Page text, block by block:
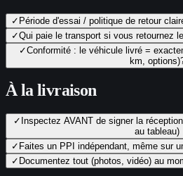
✓ Période d'essai / politique de retour
✓Qui paie le transport si vous retournez
✓Conformité : le véhicule livré =
km,
À la livraison
✓ Inspectez AVANT de signer la
au tableau)
✓ Faites un PPI indépendant, même sur
✓ Documentez tout (photos, vidéo) au